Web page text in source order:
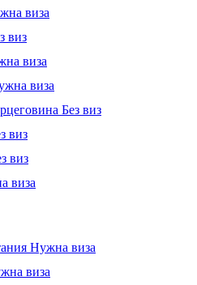
виза
виз
виза
виза
Без виз
виз
виз
виза
Нужна виза
виза